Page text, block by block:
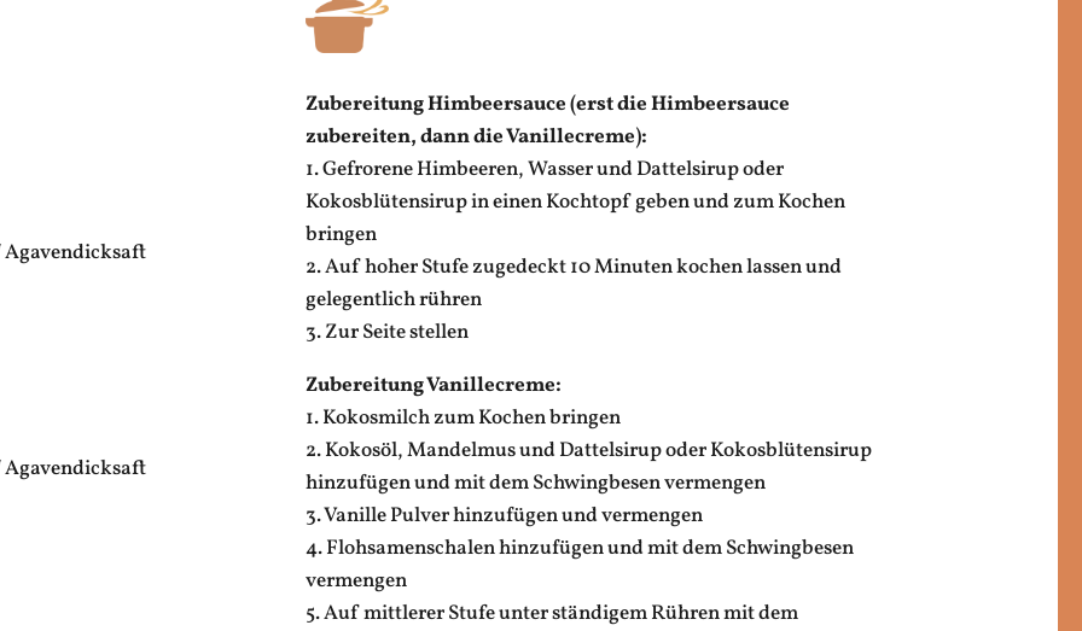
Zubereitung Himbeersauce (erst die Himbeersauce
zubereiten, dann die Vanillecreme):
1. Gefrorene Himbeeren, Wasser und Dattelsirup oder
Kokosblütensirup in einen Kochtopf geben und zum Kochen
bringen
2. Auf hoher Stufe zugedeckt 10 Minuten kochen lassen und
gelegentlich rühren
3. Zur Seite stellen
Zubereitung Vanillecreme:
1. Kokosmilch zum Kochen bringen
2. Kokosöl, Mandelmus und Dattelsirup oder Kokosblütensirup
hinzufügen und mit dem Schwingbesen vermengen
3. Vanille Pulver hinzufügen und vermengen
4. Flohsamenschalen hinzufügen und mit dem Schwingbesen
vermengen
5. Auf mittlerer Stufe unter ständigem Rühren mit dem